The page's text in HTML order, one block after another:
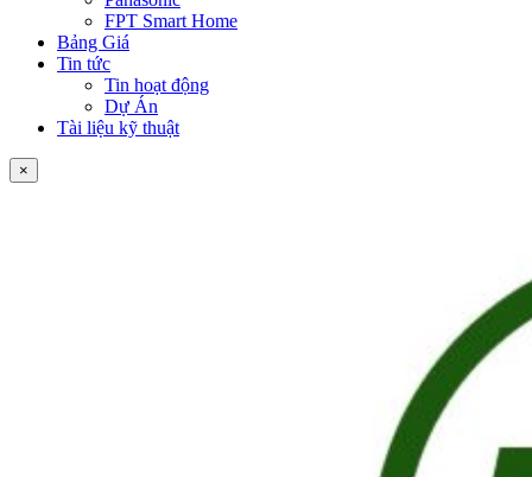
FPT Smart Home
Bảng Giá
Tin tức
Tin hoạt động
Dự Án
Tài liệu kỹ thuật
×